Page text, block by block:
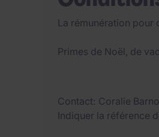
La rémunération pour
Primes de Noël, de
Contact Coralie
Indiquer la référence